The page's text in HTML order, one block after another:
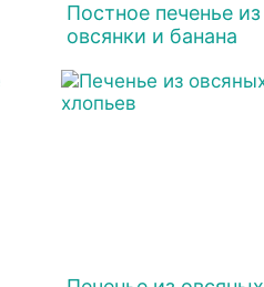
Постное печенье из
овсянки и банана